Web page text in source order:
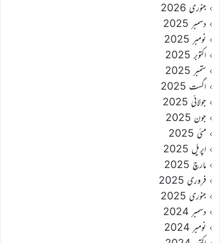
جنوری 2026
دسمبر 2025
نومبر 2025
اکتوبر 2025
ستمبر 2025
اگست 2025
جولائی 2025
جون 2025
مئی 2025
اپریل 2025
مارچ 2025
فروری 2025
جنوری 2025
دسمبر 2024
نومبر 2024